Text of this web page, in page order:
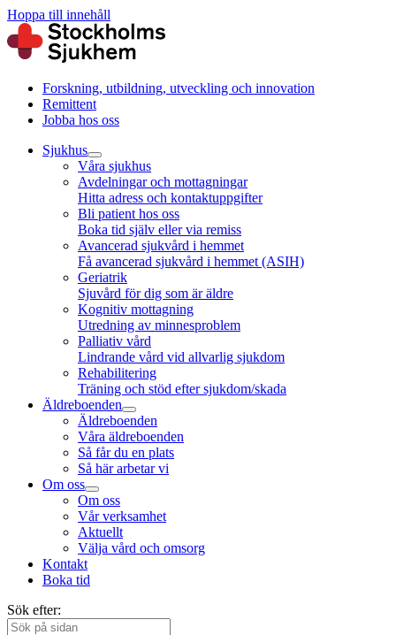
Hoppa till innehåll
Forskning, utbildning, utveckling och innovation
Remittent
Jobba hos oss
Sjukhus
Våra sjukhus
Avdelningar och mottagningar
Hitta adress och kontaktuppgifter
Bli patient hos oss
Boka tid själv eller via remiss
Avancerad sjukvård i hemmet
Få avancerad sjukvård i hemmet (ASIH)
Geriatrik
Sjuvård för dig som är äldre
Kognitiv mottagning
Utredning av minnesproblem
Palliativ vård
Lindrande vård vid allvarlig sjukdom
Rehabilitering
Träning och stöd efter sjukdom/skada
Äldreboenden
Äldreboenden
Våra äldreboenden
Så får du en plats
Så här arbetar vi
Om oss
Om oss
Vår verksamhet
Aktuellt
Välja vård och omsorg
Kontakt
Boka tid
Sök efter: